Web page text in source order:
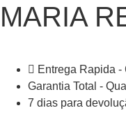
MARIA
Entrega Rapida -
Garantia Total -
7 dias para